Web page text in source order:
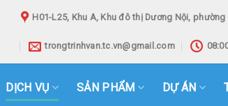
H01-L25, Khu A, Khu đô thị Dương Nội,
trongtrinhvan.tc.vn@gmail.com
DỊCH VỤ SẢN PHẨM DỰ ÁN